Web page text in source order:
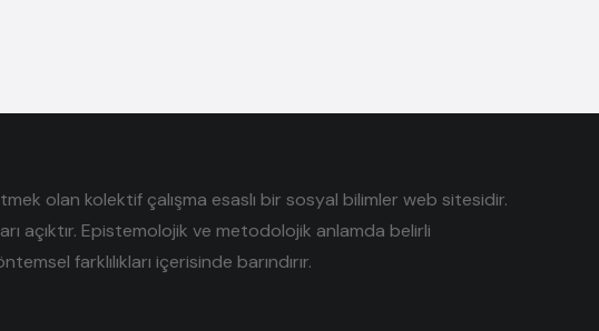
olan kolektif çalışma esaslı bir sosyal bilimler web sitesidir.
açıktır. Epistemolojik ve metodolojik anlamda belirli
farklılıkları içerisinde barındırır.